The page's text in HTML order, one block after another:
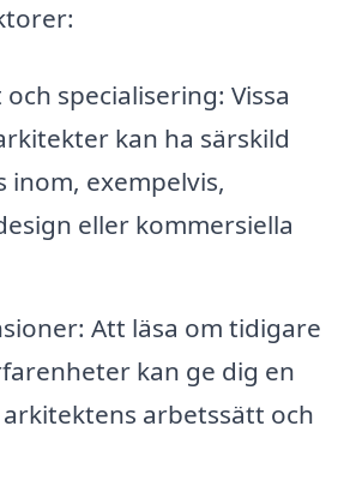
specialisering: Vissa
kan ha särskild
inom, exempelvis,
eller kommersiella
Att läsa om tidigare
kan ge dig en
arbetssätt och